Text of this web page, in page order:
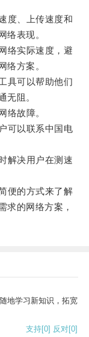
、上传速度和
络表现。
实际速度，避
络方案。
可以帮助他们
无阻。
故障。
可以联系中国电
决用户在测速
便的方式来了解
求的网络方案，
地学习新知识，拓宽
支持[0] 反对[0]